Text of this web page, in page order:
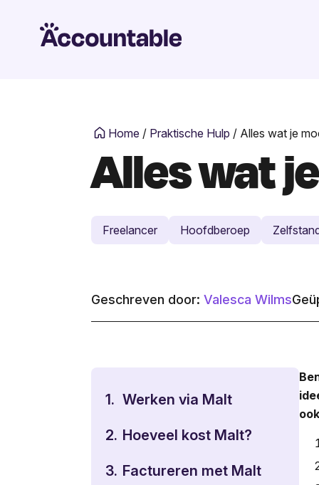
Home / Praktische Hulp / Alles wat je
Alles wat
Freelancer Hoofdberoep
Geschreven door: Valesca Wilms
1. Werken via Malt
2. Hoeveel kost Malt?
3. Factureren met Malt